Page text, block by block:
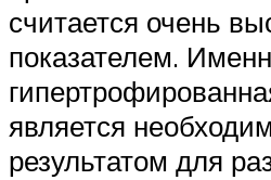
считается очень
показателем.
является
результатом для